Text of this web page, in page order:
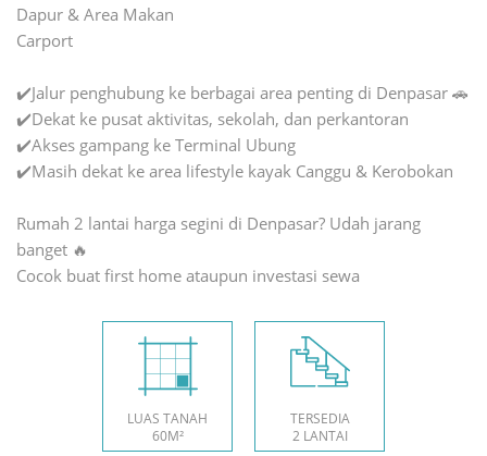
Dapur & Area Makan
Carport
✔️Jalur penghubung ke berbagai area penting di Denpasar 🚗
✔️Dekat ke pusat aktivitas, sekolah, dan perkantoran
✔️Akses gampang ke Terminal Ubung
✔️Masih dekat ke area lifestyle kayak Canggu & Kerobokan
Rumah 2 lantai harga segini di Denpasar? Udah jarang
banget 🔥
Cocok buat first home ataupun investasi sewa
LUAS TANAH
60M²
TERSEDIA
2 LANTAI